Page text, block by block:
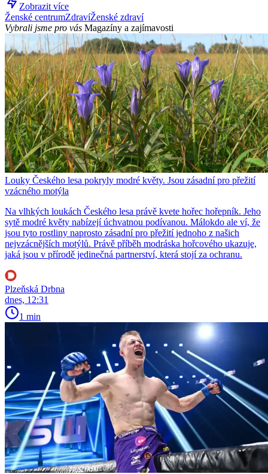
Zobrazit více
Ženské centrumZdravíŽenské zdraví
Vybrali jsme pro vás Magazíny a zajímavosti
Louky Českého lesa pokryly modré květy. Jsou zásadní pro přežití
vzácného motýla
Na vlhkých loukách Českého lesa právě kvete hořec hořepník. Jeho
sytě modré květy nabízejí úchvatnou podívanou. Málokdo ale ví, že
jsou tyto rostliny naprosto zásadní pro přežití jednoho z našich
nejvzácnějších motýlů. Právě příběh modráska hořcového ukazuje,
jaká jsou v přírodě jedinečná partnerství, která stojí za ochranu.
Plzeňská Drbna
dnes, 12:31
1 min